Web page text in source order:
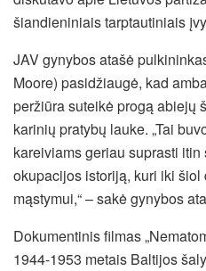
šiandieniniais tarptautiniais
JAV gynybos atašė
Moore) pasidžiaugė, kad
peržiūra suteikė progą abiejų
karinių pratybų lauke. „Tai
kareiviams geriau suprasti
okupacijos istoriją, kuri iki
mąstymui,“ – sakė gynybos
Dokumentinis filmas
1944-1953 metais Baltijos